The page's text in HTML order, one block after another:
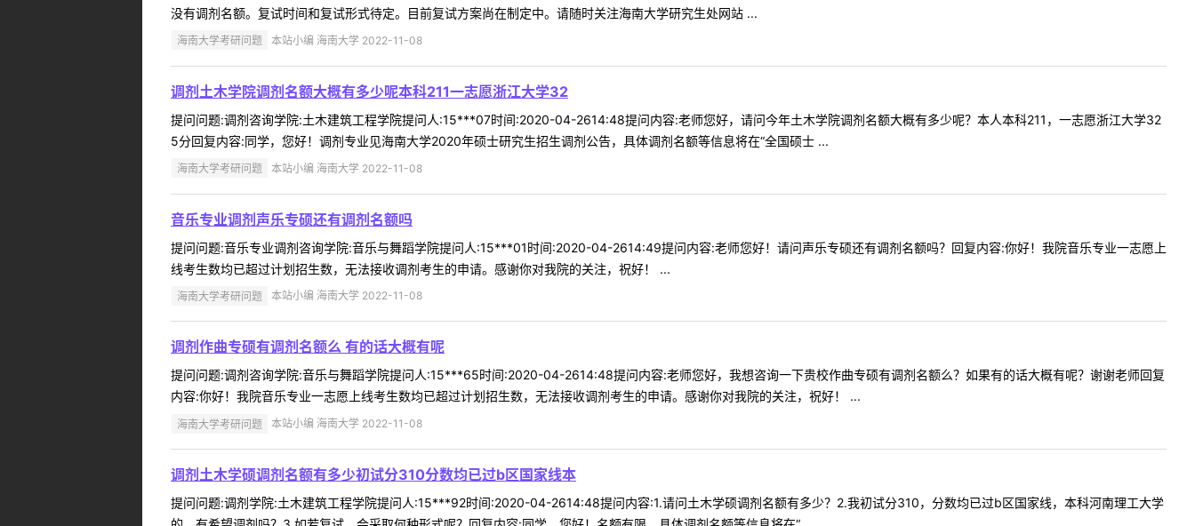
没有调剂名额。复试时间和复试形式待定。目前复试方案尚在制定中。请随时关注海南大学研究生处网站 ...
海南大学考研问题 本站小编 海南大学 2022-11-08
调剂土木学院调剂名额大概有多少呢本科211一志愿浙江大学32
提问问题:调剂咨询学院:土木建筑工程学院提问人:15***07时间:2020-04-2614:48提问内容:老师您好，请问今年土木学院调剂名额大概有多少呢？本人本科211，一志愿浙江大学32
5分回复内容:同学，您好！调剂专业见海南大学2020年硕士研究生招生调剂公告，具体调剂名额等信息将在“全国硕士 ...
海南大学考研问题 本站小编 海南大学 2022-11-08
音乐专业调剂声乐专硕还有调剂名额吗
提问问题:音乐专业调剂咨询学院:音乐与舞蹈学院提问人:15***01时间:2020-04-2614:49提问内容:老师您好！请问声乐专硕还有调剂名额吗？回复内容:你好！我院音乐专业一志愿上
线考生数均已超过计划招生数，无法接收调剂考生的申请。感谢你对我院的关注，祝好！ ...
海南大学考研问题 本站小编 海南大学 2022-11-08
调剂作曲专硕有调剂名额么 有的话大概有呢
提问问题:调剂咨询学院:音乐与舞蹈学院提问人:15***65时间:2020-04-2614:48提问内容:老师您好，我想咨询一下贵校作曲专硕有调剂名额么？如果有的话大概有呢？谢谢老师回复
内容:你好！我院音乐专业一志愿上线考生数均已超过计划招生数，无法接收调剂考生的申请。感谢你对我院的关注，祝好！ ...
海南大学考研问题 本站小编 海南大学 2022-11-08
调剂土木学硕调剂名额有多少初试分310分数均已过b区国家线本
提问问题:调剂学院:土木建筑工程学院提问人:15***92时间:2020-04-2614:48提问内容:1.请问土木学硕调剂名额有多少？2.我初试分310，分数均已过b区国家线，本科河南理工大学